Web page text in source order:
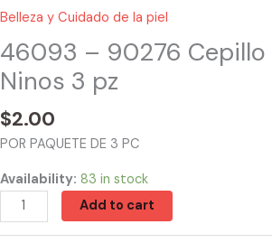
Belleza y Cuidado de la piel
46093 – 90276 Cepillo
Ninos 3 pz
$2.00
POR PAQUETE DE 3 PC
Availability: 83 in stock
Add to cart